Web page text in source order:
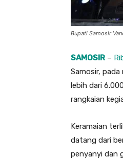
Bupati Samosir
SAMOSIR –
Samosir,
lebih dari
rangkaian
Keramaian
datang dari
penyanyi dan